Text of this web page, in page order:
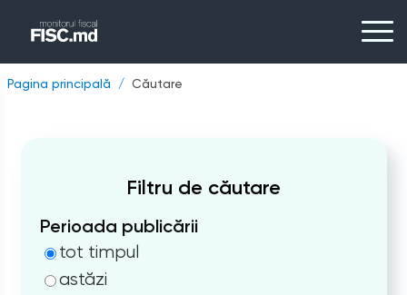
Pagina principală Căutare
Filtru de căutare
Perioada publicării
tot timpul
astăzi